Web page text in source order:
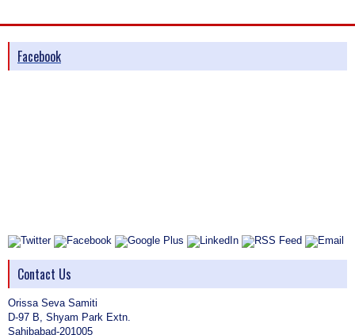
Facebook
Contact Us
Orissa Seva Samiti
D-97 B, Shyam Park Extn.
Sahibabad-201005